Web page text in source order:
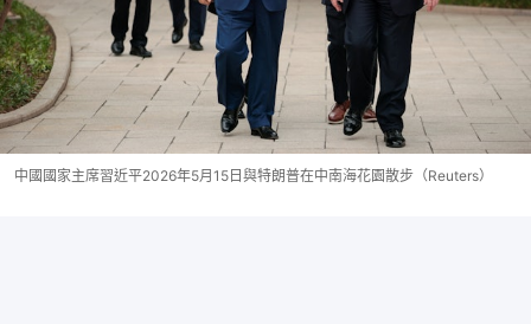
中國國家主席習近平2026年5月15日與特朗普在中南海花園散步（Reuters）